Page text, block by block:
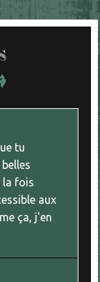
tu
la fois
aux
ça, j'en